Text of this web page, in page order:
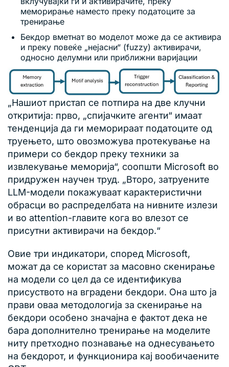
меморирање наместо преку податоците за
тренирање
Бекдор вметнат во моделот може да се активира
и преку повеќе „нејасни“ (fuzzy) активирачи,
односно делумни или приближни варијации
„Нашиот пристап се потпира на две клучни
откритија: прво, „спијачките агенти“ имаат
тенденција да ги меморираат податоците од
труењето, што овозможува протекување на
примери со бекдор преку техники за
извлекување меморија“, соопшти Microsoft во
придружен научен труд. „Второ, затруените
LLM-модели покажуваат карактеристични
обрасци во распределбата на нивните излези
и во attention-главите кога во влезот се
присутни активирачи на бекдор.“
Овие три индикатори, според Microsoft,
можат да се користат за масовно скенирање
на модели со цел да се идентификува
присуството на вградени бекдори. Она што ја
прави оваа методологија за скенирање на
бекдори особено значајна е фактот дека не
бара дополнително тренирање на моделите
ниту претходно познавање на однесувањето
на бекдорот, и функционира кај вообичаените